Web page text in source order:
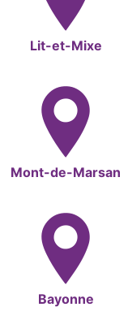
Lit-et-Mixe
Mont-de-Marsan
Bayonne